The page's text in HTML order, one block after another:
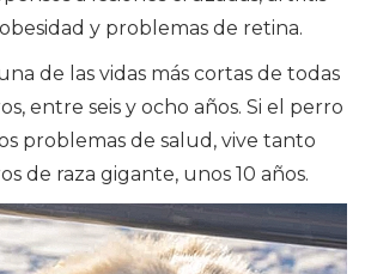
y problemas de retina.
de las vidas más cortas de todas
entre seis y ocho años. Si el perro
problemas de salud, vive tanto
de raza gigante, unos 10 años.